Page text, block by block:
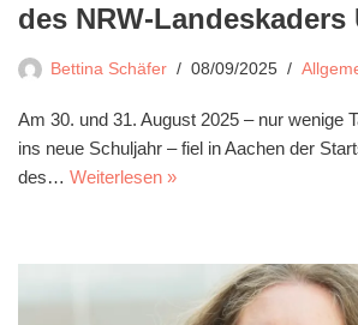
des NRW-Landeskaders
Bettina Schäfer 08/09/2025
Am 30. und 31. August 2025 – nur wenige
ins neue Schuljahr – fiel in Aachen der
des… Weiterlesen »